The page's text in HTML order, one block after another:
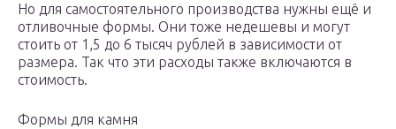
Но для самостоятельного производства нужны ещё и
отливочные формы. Они тоже недешевы и могут
стоить от 1,5 до 6 тысяч рублей в зависимости от
размера. Так что эти расходы также включаются в
стоимость.
Формы для камня